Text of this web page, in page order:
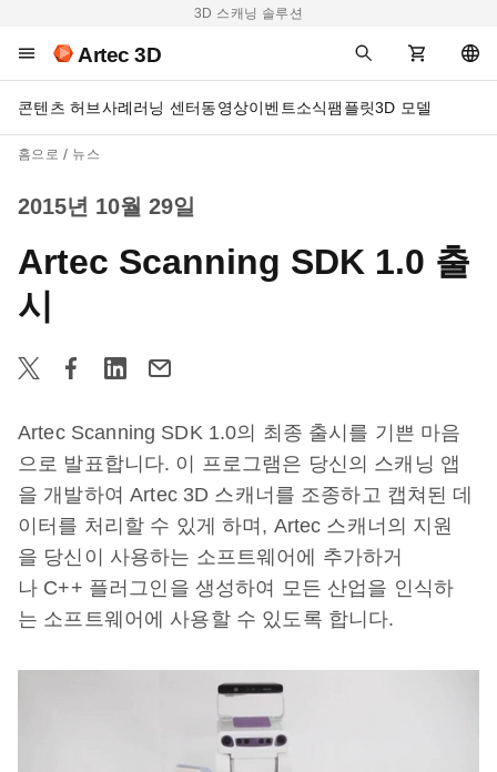
3D 스캐닝 솔루션
Artec 3D
콘텐츠 허브사례러닝 센터동영상이벤트소식팸플릿3D 모델
홈으로 뉴스
2015년 10월 29일
Artec Scanning SDK 1.0 출
시
Artec Scanning SDK 1.0의 최종 출시를 기쁜 마음
으로 발표합니다. 이 프로그램은 당신의 스캐닝 앱
을 개발하여 Artec 3D 스캐너를 조종하고 캡쳐된 데
이터를 처리할 수 있게 하며, Artec 스캐너의 지원
을 당신이 사용하는 소프트웨어에 추가하거
나 C++ 플러그인을 생성하여 모든 산업을 인식하
는 소프트웨어에 사용할 수 있도록 합니다.